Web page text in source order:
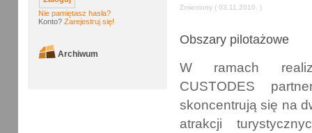
Nie pamiętasz hasła?
Konto? Zarejestruj się!
Archiwum
Zmieniony ( 03.11.2010. )
Obszary pilotażowe
W ramach
CUSTODES
skoncentrują się na
atrakcji